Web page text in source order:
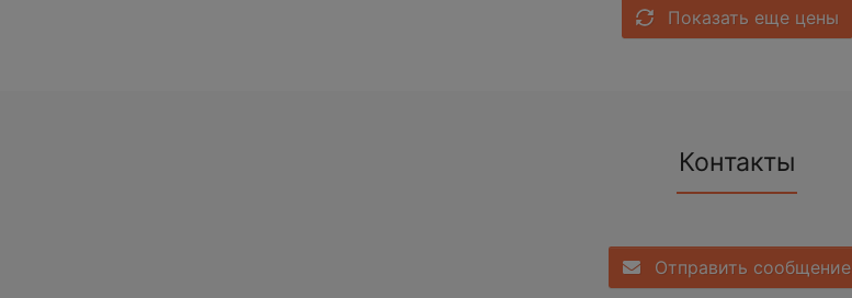
Показать еще цены
Контакты
Отправить сообщение